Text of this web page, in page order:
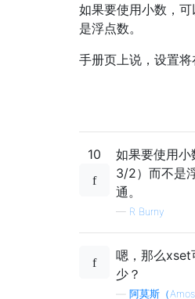
如果要使用小数，
是浮点数。
手册页上说，设置将
10
如果要使用小
3/2）而不是
通。
— R Burny
嗯，那么xset
少？
阿莫斯（Amos